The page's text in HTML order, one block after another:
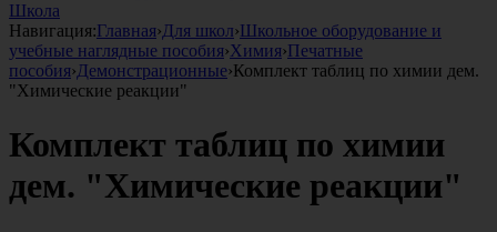
Школа
Навигация:Главная›Для школ›Школьное оборудование и
учебные наглядные пособия›Химия›Печатные
пособия›Демонстрационные›Комплект таблиц по химии дем.
"Химические реакции"
Комплект таблиц по химии
дем. "Химические реакции"